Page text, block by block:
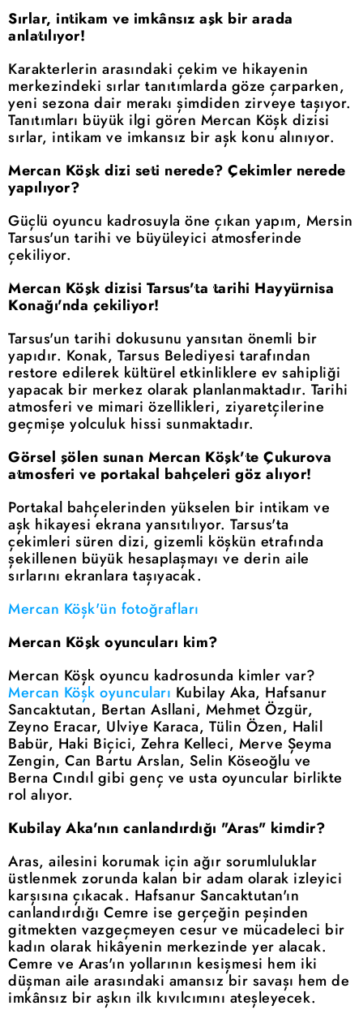
Sırlar, intikam ve imkânsız aşk bir arada
anlatılıyor!
Karakterlerin arasındaki çekim ve hikayenin
merkezindeki sırlar tanıtımlarda göze çarparken,
yeni sezona dair merakı şimdiden zirveye taşıyor.
Tanıtımları büyük ilgi gören Mercan Köşk dizisi
sırlar, intikam ve imkansız bir aşk konu alınıyor.
Mercan Köşk dizi seti nerede? Çekimler nerede
yapılıyor?
Güçlü oyuncu kadrosuyla öne çıkan yapım, Mersin
Tarsus'un tarihi ve büyüleyici atmosferinde
çekiliyor.
Mercan Köşk dizisi Tarsus'ta tarihi Hayyürnisa
Konağı'nda çekiliyor!
Tarsus'un tarihi dokusunu yansıtan önemli bir
yapıdır. Konak, Tarsus Belediyesi tarafından
restore edilerek kültürel etkinliklere ev sahipliği
yapacak bir merkez olarak planlanmaktadır. Tarihi
atmosferi ve mimari özellikleri, ziyaretçilerine
geçmişe yolculuk hissi sunmaktadır.
Görsel şölen sunan Mercan Köşk'te Çukurova
atmosferi ve portakal bahçeleri göz alıyor!
Portakal bahçelerinden yükselen bir intikam ve
aşk hikayesi ekrana yansıtılıyor. Tarsus'ta
çekimleri süren dizi, gizemli köşkün etrafında
şekillenen büyük hesaplaşmayı ve derin aile
sırlarını ekranlara taşıyacak.
Mercan Köşk'ün fotoğrafları
Mercan Köşk oyuncuları kim?
Mercan Köşk oyuncu kadrosunda kimler var?
Mercan Köşk oyuncuları Kubilay Aka, Hafsanur
Sancaktutan, Bertan Asllani, Mehmet Özgür,
Zeyno Eracar, Ulviye Karaca, Tülin Özen, Halil
Babür, Haki Biçici, Zehra Kelleci, Merve Şeyma
Zengin, Can Bartu Arslan, Selin Köseoğlu ve
Berna Cındıl gibi genç ve usta oyuncular birlikte
rol alıyor.
Kubilay Aka'nın canlandırdığı "Aras" kimdir?
Aras, ailesini korumak için ağır sorumluluklar
üstlenmek zorunda kalan bir adam olarak izleyici
karşısına çıkacak. Hafsanur Sancaktutan'ın
canlandırdığı Cemre ise gerçeğin peşinden
gitmekten vazgeçmeyen cesur ve mücadeleci bir
kadın olarak hikâyenin merkezinde yer alacak.
Cemre ve Aras'ın yollarının kesişmesi hem iki
düşman aile arasındaki amansız bir savaşı hem de
imkânsız bir aşkın ilk kıvılcımını ateşleyecek.